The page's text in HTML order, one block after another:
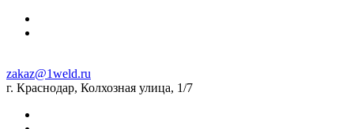
zakaz@1weld.ru
г. Краснодар, Колхозная улица, 1/7